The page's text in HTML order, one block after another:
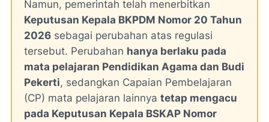
Namun, pemerintah telah menerbitkan
Keputusan Kepala BKPDM Nomor 20 Tahun
2026 sebagai perubahan atas regulasi
tersebut. Perubahan hanya berlaku pada
mata pelajaran Pendidikan Agama dan Budi
Pekerti, sedangkan Capaian Pembelajaran
(CP) mata pelajaran lainnya tetap mengacu
pada Keputusan Kepala BSKAP Nomor